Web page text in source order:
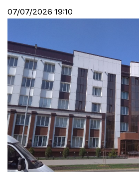
07/07/2026 19:10